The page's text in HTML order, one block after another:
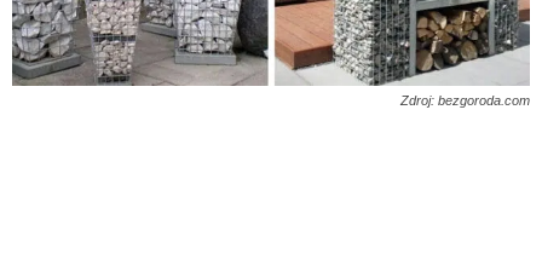
Zdroj: bezgoroda.com